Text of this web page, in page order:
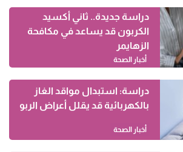
دراسة جديدة.. ثاني أكسيد
الكربون قد يساعد في مكافحة
الزهايمر
أخبار الصحة
دراسة: استبدال مواقد الغاز
بالكهربائية قد يقلل أعراض الربو
أخبار الصحة